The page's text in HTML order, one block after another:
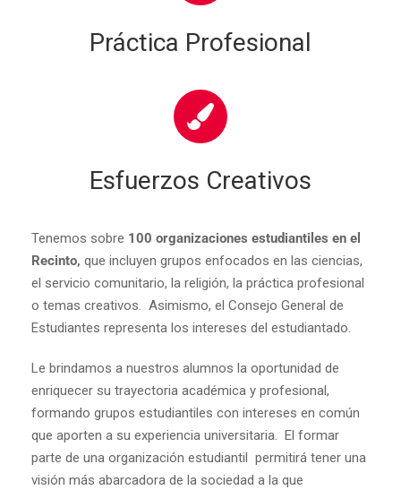
Práctica Profesional
Esfuerzos Creativos
Tenemos sobre 100 organizaciones estudiantiles en el
Recinto, que incluyen grupos enfocados en las ciencias,
el servicio comunitario, la religión, la práctica profesional
o temas creativos. Asimismo, el Consejo General de
Estudiantes representa los intereses del estudiantado.
Le brindamos a nuestros alumnos la oportunidad de
enriquecer su trayectoria académica y profesional,
formando grupos estudiantiles con intereses en común
que aporten a su experiencia universitaria. El formar
parte de una organización estudiantil permitirá tener una
visión más abarcadora de la sociedad a la que